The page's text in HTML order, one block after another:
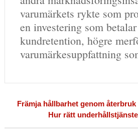
varumärkets rykte som
en investering som
kundretention, högre
varumärkesuppfattning
Främja hållbarhet genom
Hur rätt